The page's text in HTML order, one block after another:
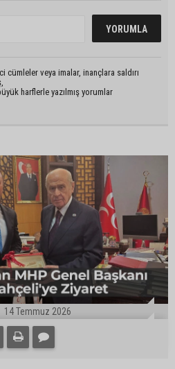
cümleler veya imalar, inançlara saldırı
harflerle yazılmış yorumlar
14 Temmuz 2026